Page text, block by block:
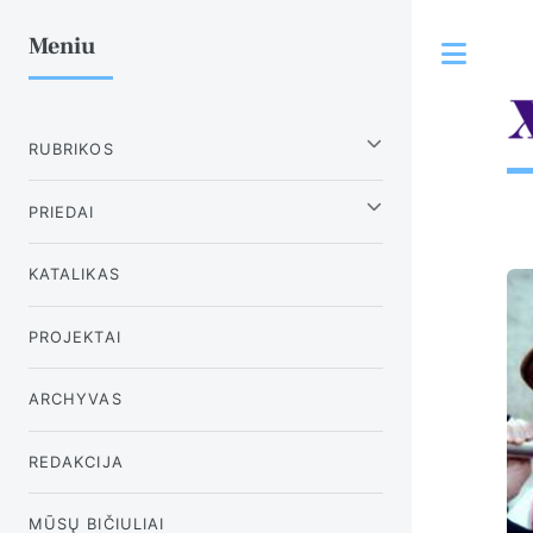
Meniu
RUBRIKOS
PRIEDAI
KATALIKAS
PROJEKTAI
ARCHYVAS
REDAKCIJA
MŪSŲ BIČIULIAI